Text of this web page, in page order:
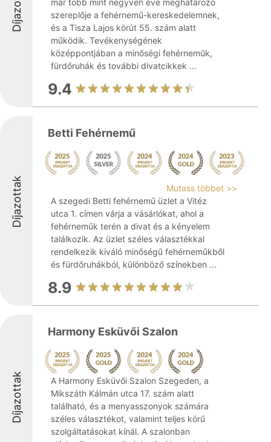
már több mint negyven éve meghatározó
szereplője a fehérnemű-kereskedelemnek,
és a Tisza Lajos körút 55. szám alatt
működik. Tevékenységének
középpontjában a minőségi fehérneműk,
fürdőruhák és további divatcikkek ...
9.4
Díjazottak
Betti Fehérnemű
Mutass többet >>
A szegedi Betti fehérnemű üzlet a Vitéz
utca 1. címen várja a vásárlókat, ahol a
fehérneműk terén a divat és a kényelem
találkozik. Az üzlet széles választékkal
rendelkezik kiváló minőségű fehérneműkből
és fürdőruhákból, különböző színekben ...
8.9
Díjazottak
Harmony Esküvői Szalon
A Harmony Esküvői Szalon Szegeden, a
Mikszáth Kálmán utca 17. szám alatt
található, és a menyasszonyok számára
széles választékot, valamint teljes körű
szolgáltatásokat kínál. A szalonban